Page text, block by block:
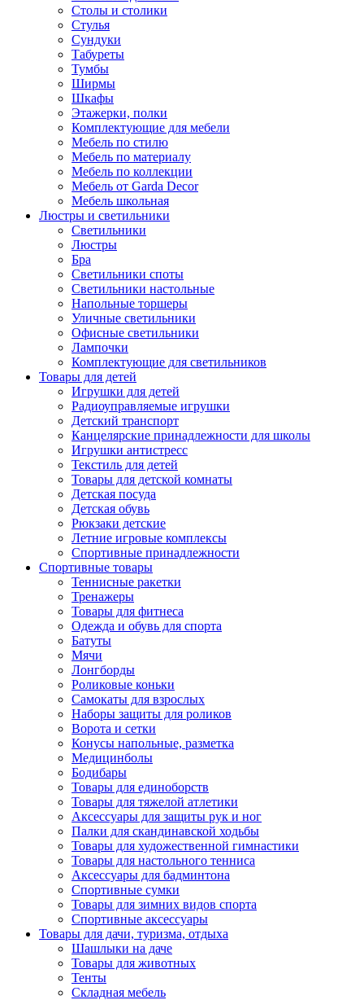
Столы и столики
Стулья
Сундуки
Табуреты
Тумбы
Ширмы
Шкафы
Этажерки, полки
Комплектующие для мебели
Мебель по стилю
Мебель по материалу
Мебель по коллекции
Мебель от Garda Decor
Мебель школьная
Люстры и светильники
Светильники
Люстры
Бра
Светильники споты
Светильники настольные
Напольные торшеры
Уличные светильники
Офисные светильники
Лампочки
Комплектующие для светильников
Товары для детей
Игрушки для детей
Радиоуправляемые игрушки
Детский транспорт
Канцелярские принадлежности для школы
Игрушки антистресс
Текстиль для детей
Товары для детской комнаты
Детская посуда
Детская обувь
Рюкзаки детские
Летние игровые комплексы
Спортивные принадлежности
Спортивные товары
Теннисные ракетки
Тренажеры
Товары для фитнеса
Одежда и обувь для спорта
Батуты
Мячи
Лонгборды
Роликовые коньки
Самокаты для взрослых
Наборы защиты для роликов
Ворота и сетки
Конусы напольные, разметка
Медицинболы
Бодибары
Товары для единоборств
Товары для тяжелой атлетики
Аксессуары для защиты рук и ног
Палки для скандинавской ходьбы
Товары для художественной гимнастики
Товары для настольного тенниса
Аксессуары для бадминтона
Спортивные сумки
Товары для зимних видов спорта
Спортивные аксессуары
Товары для дачи, туризма, отдыха
Шашлыки на даче
Товары для животных
Тенты
Складная мебель